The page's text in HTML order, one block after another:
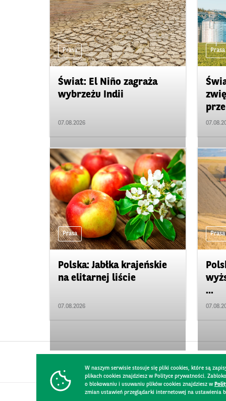
Prasa
Świat: El Niño zagraża
wybrzeżu Indii
07.08.2026
Prasa
Prasa
Polska: Jabłka krajeńskie
na elitarnej liście
07.08.2026
Prasa
...
W naszym serwisie stosuje się pliki cookies, które są
plikach cookies znajdziesz w Polityce prywatności.
o blokowaniu i usuwaniu plików cookies znajdziesz w
zmian ustawień przeglądarki internetowej na ustawienia